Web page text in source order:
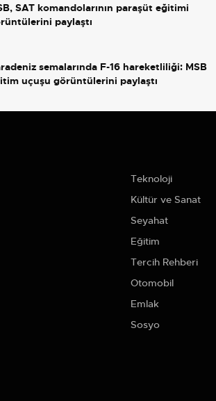
SAT komandolarının paraşüt eğitimi
paylaştı
semalarında F-16 hareketliliği: MSB
uçuşu görüntülerini paylaştı
Teknoloji
Kültür ve Sanat
Seyahat
Eğitim
Tercih Rehberi
Otomobil
Emlak
Sosyo